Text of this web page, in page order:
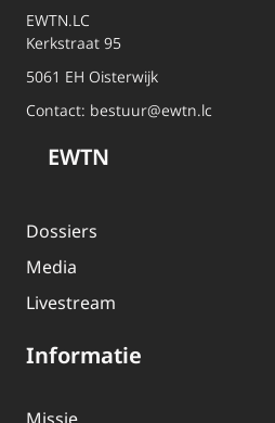
EWTN.LC
Kerkstraat 95
5061 EH Oisterwijk
Contact: bestuur@ewtn.lc
EWTN
Dossiers
Media
Livestream
Informatie